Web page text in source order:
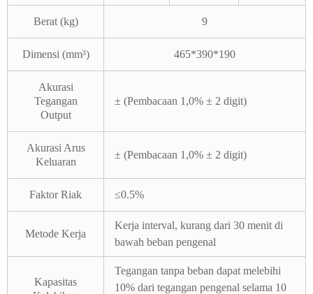
Berat (kg) 9
Dimensi (mm³) 465*390*190
Akurasi
Tegangan
Output
± (Pembacaan 1,0% ± 2 digit)
Akurasi Arus
Keluaran
± (Pembacaan 1,0% ± 2 digit)
Faktor Riak ≤0.5%
Metode Kerja
Kerja interval, kurang dari 30 menit di
bawah beban pengenal
Kapasitas
Tegangan tanpa beban dapat melebihi
10% dari tegangan pengenal selama 10